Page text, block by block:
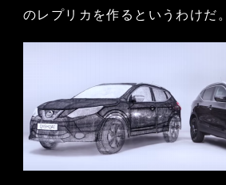
のレプリカを作るというわけだ。